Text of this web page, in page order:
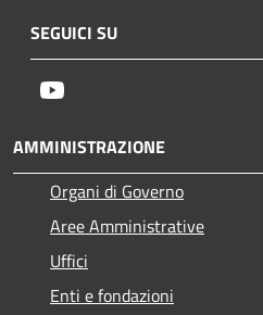
SEGUICI SU
AMMINISTRAZIONE
Organi di Governo
Aree Amministrative
Uffici
Enti e fondazioni